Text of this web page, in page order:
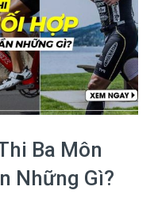
Ba Môn
Những Gì?